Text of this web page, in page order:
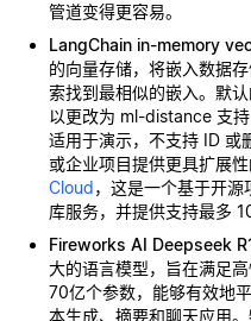
管道变得更容易。
LangChain in-memory
的向量存储，将嵌入数据
索找到最相似的嵌入。默
以更改为 ml-distance 支
适用于演示，不支持 ID 或
或企业项目提供更具扩展
Cloud，这是一个基于开源
库服务，并提供支持最多
Fireworks AI Deepseek
大的语言模型，旨在满足
70亿个参数，能够有效地
本生成、摘要和聊天应用